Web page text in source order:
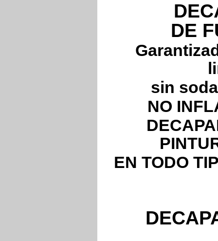
DE
sin
NO
EN TODO